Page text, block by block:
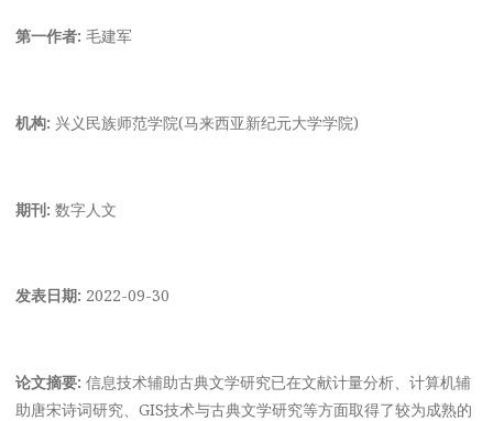
第一作者: 毛建军
机构: 兴义民族师范学院(马来西亚新纪元大学学院)
期刊: 数字人文
发表日期: 2022-09-30
论文摘要: 信息技术辅助古典文学研究已在文献计量分析、计算机辅
助唐宋诗词研究、GIS技术与古典文学研究等方面取得了较为成熟的